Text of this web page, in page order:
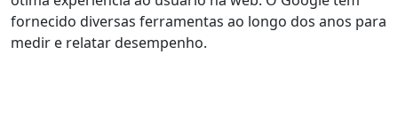
fornecido diversas ferramentas ao longo dos anos para
medir e relatar desempenho.